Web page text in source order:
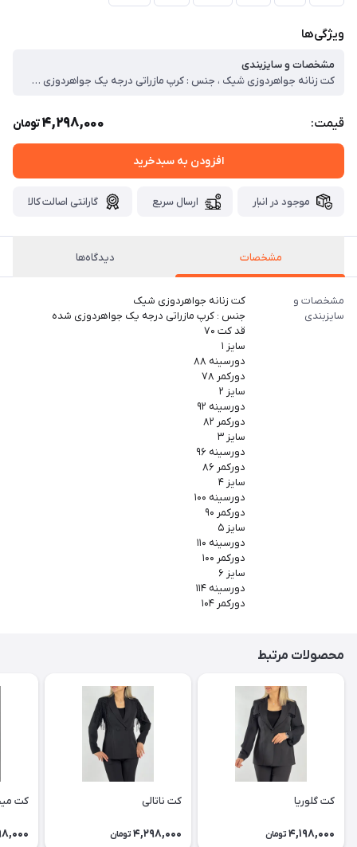
ویژگی‌ها
مشخصات و سایزبندی
کت زنانه جواهردوزی شیک ، جنس : کرپ مازراتی درجه یک جواهردوزی شده ، قد کت ۷۰ ، سایز ۱ ، دورسینه ۸۸ ، دورکمر ۷۸ ، سایز ۲ ، دورسینه ۹۲ ، دورکمر ۸۲ ، سایز ۳ ، دورسینه ۹۶ ، دورکمر ۸۶ ، سایز ۴ ، دورسینه ۱۰۰ ، دورکمر ۹۰ ، سایز ۵ ، دورسینه ۱۱۰ ، دورکمر ۱۰۰ ، سایز ۶ ، دورسینه ۱۱۴ ، دورکمر ۱۰۴
قیمت: 4,298,000تومان
افزودن به سبدخرید
موجود در انبار ارسال سریع گارانتی اصالت کالا
مشخصات دیدگاه‌ها
مشخصات و
سایزبندی
کت زنانه جواهردوزی شیک
جنس : کرپ مازراتی درجه یک جواهردوزی شده
قد کت ۷۰
سایز ۱
دورسینه ۸۸
دورکمر ۷۸
سایز ۲
دورسینه ۹۲
دورکمر ۸۲
سایز ۳
دورسینه ۹۶
دورکمر ۸۶
سایز ۴
دورسینه ۱۰۰
دورکمر ۹۰
سایز ۵
دورسینه ۱۱۰
دورکمر ۱۰۰
سایز ۶
دورسینه ۱۱۴
دورکمر ۱۰۴
محصولات مرتبط
کت گلوریا
4,198,000 تومان
کت ناتالی
4,298,000 تومان
کت